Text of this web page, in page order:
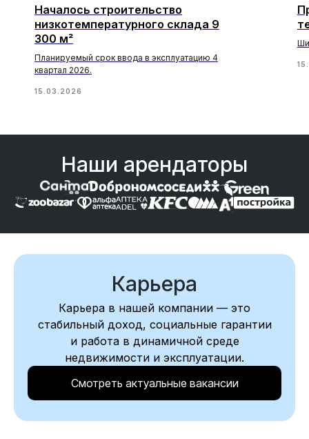
Началось строительство
низкотемпературного склада 9
300 м²
Планируемый срок ввода в эксплуатацию 4
квартал 2026.
15.03.2026
Наши арендаторы
Карьера
Карьера в нашей компании — это
стабильный доход, социальные гарантии
и работа в динамичной среде
недвижимости и эксплуатации.
Смотреть актуальные вакансии